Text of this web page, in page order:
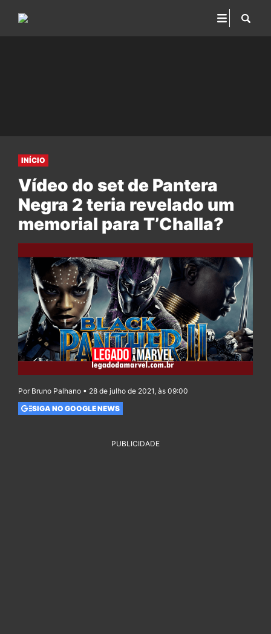
INÍCIO
Vídeo do set de Pantera
Negra 2 teria revelado um
memorial para T’Challa?
Por Bruno Palhano • 28 de julho de 2021, às 09:00
SIGA NO GOOGLE NEWS
PUBLICIDADE